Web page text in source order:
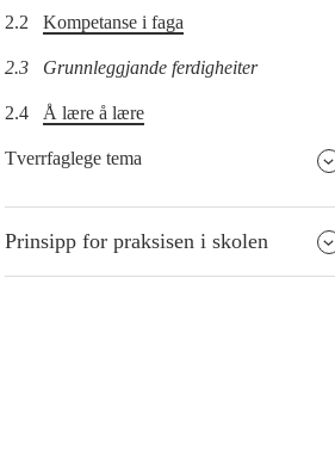
2.2 Kompetanse i faga
2.3 Grunnleggjande ferdigheiter
2.4 Å lære å lære
Tverrfaglege tema
Prinsipp for praksisen i skolen